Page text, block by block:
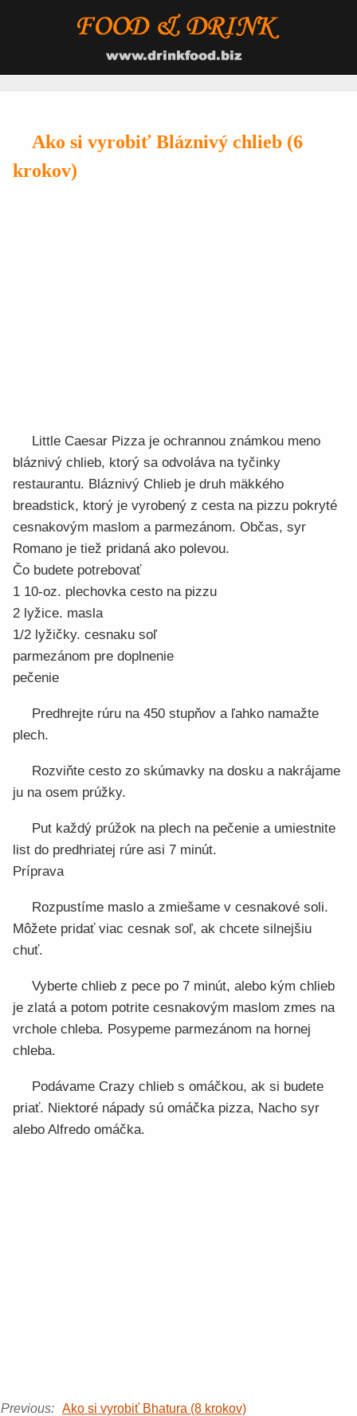
Ako si vyrobiť Bláznivý chlieb (6
krokov)
Little Caesar Pizza je ochrannou známkou meno
bláznivý chlieb, ktorý sa odvoláva na tyčinky
restaurantu. Bláznivý Chlieb je druh mäkkého
breadstick, ktorý je vyrobený z cesta na pizzu pokryté
cesnakovým maslom a parmezánom. Občas, syr
Romano je tiež pridaná ako polevou.
Čo budete potrebovať
1 10-oz. plechovka cesto na pizzu
2 lyžice. masla
1/2 lyžičky. cesnaku soľ
parmezánom pre doplnenie
pečenie
Predhrejte rúru na 450 stupňov a ľahko namažte
plech.
Rozviňte cesto zo skúmavky na dosku a nakrájame
ju na osem prúžky.
Put každý prúžok na plech na pečenie a umiestnite
list do predhriatej rúre asi 7 minút.
Príprava
Rozpustíme maslo a zmiešame v cesnakové soli.
Môžete pridať viac cesnak soľ, ak chcete silnejšiu
chuť.
Vyberte chlieb z pece po 7 minút, alebo kým chlieb
je zlatá a potom potrite cesnakovým maslom zmes na
vrchole chleba. Posypeme parmezánom na hornej
chleba.
Podávame Crazy chlieb s omáčkou, ak si budete
priať. Niektoré nápady sú omáčka pizza, Nacho syr
alebo Alfredo omáčka.
Previous: Ako si vyrobiť Bhatura (8 krokov)